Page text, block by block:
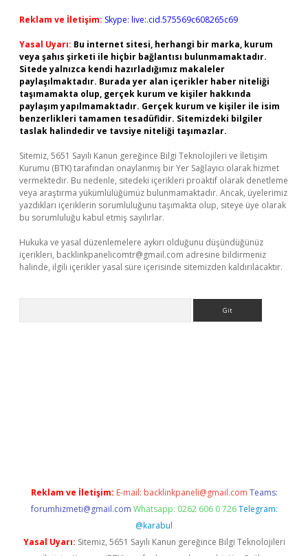
Reklam ve İletişim: Skype: live:.cid.575569c608265c69
Yasal Uyarı: Bu internet sitesi, herhangi bir marka, kurum
veya şahıs şirketi ile hiçbir bağlantısı bulunmamaktadır.
Sitede yalnızca kendi hazırladığımız makaleler
paylaşılmaktadır. Burada yer alan içerikler haber niteliği
taşımamakta olup, gerçek kurum ve kişiler hakkında
paylaşım yapılmamaktadır. Gerçek kurum ve kişiler ile isim
benzerlikleri tamamen tesadüfidir. Sitemizdeki bilgiler
taslak halindedir ve tavsiye niteliği taşımazlar.
Sitemiz, 5651 Sayılı Kanun gereğince Bilgi Teknolojileri ve İletişim
Kurumu (BTK) tarafından onaylanmış bir Yer Sağlayıcı olarak hizmet
vermektedir. Bu nedenle, sitedeki içerikleri proaktif olarak denetleme
veya araştırma yükümlülüğümüz bulunmamaktadır. Ancak, üyelerimiz
yazdıkları içeriklerin sorumluluğunu taşımakta olup, siteye üye olarak
bu sorumluluğu kabul etmiş sayılırlar.
Hukuka ve yasal düzenlemelere aykırı olduğunu düşündüğünüz
içerikleri, backlinkpanelicomtr@gmail.com adresine bildirmeniz
halinde, ilgili içerikler yasal süre içerisinde sitemizden kaldırılacaktır.
Reklam ve İletişim: E-mail: backlinkpaneli@gmail.com Teams:
forumhizmeti@gmail.com Whatsapp: 0262 606 0 726 Telegram:
@karabul
Yasal Uyarı: Sitemiz, 5651 Sayılı Kanun gereğince Bilgi Teknolojileri